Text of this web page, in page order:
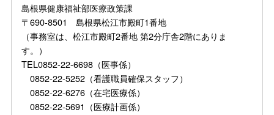
島根県健康福祉部医療政策課
〒690-8501 島根県松江市殿町1番地
（事務室は、松江市殿町2番地 第2分庁舎2階にありま
す。）
TEL0852-22-6698（医事係）
0852-22-5252（看護職員確保スタッフ）
0852-22-6276（在宅医療係）
0852-22-5691（医療計画係）